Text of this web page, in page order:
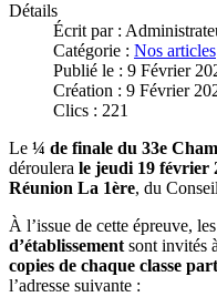
Détails
Écrit par :
Catégorie : Nos articles
Publié le : 9 Février
Création : 9 Février
Clics : 221
Le ¼ de finale du 33e
déroulera le jeudi 19 février
Réunion La 1ère, du
À l’issue de cette épreuve, les
d’établissement sont invités
copies de chaque classe
l’adresse suivante :